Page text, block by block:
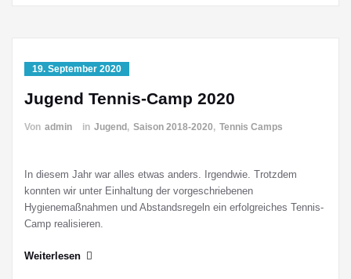
19. September 2020
Jugend Tennis-Camp 2020
Von admin in Jugend , Saison 2018-2020, Tennis Camps
In diesem Jahr war alles etwas anders. Irgendwie. Trotzdem
konnten wir unter Einhaltung der vorgeschriebenen
Hygienemaßnahmen und Abstandsregeln ein erfolgreiches Tennis-
Camp realisieren.
Weiterlesen